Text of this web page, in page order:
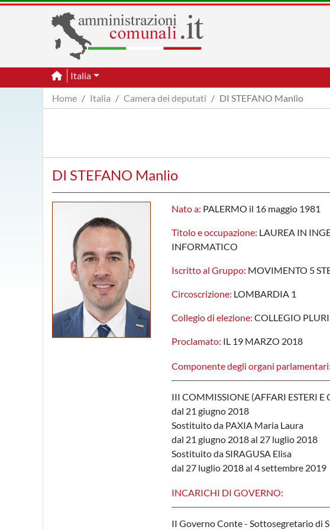
Italia
Home
Italia Camera dei deputati DI STEFANO Manlio
DI STEFANO Manlio
Nato a: PALERMO il 16 maggio 1981
Titolo e occupazione: LAUREA IN
INFORMATICO
Iscritto al Gruppo: MOVIMENTO 5
Circoscrizione: LOMBARDIA 1
Collegio di elezione: COLLEGIO
Proclamato: IL 19 MARZO 2018
Componente degli organi parlamentari:
III COMMISSIONE (AFFARI ESTERI
dal 21 giugno 2018
Sostituito da PAXIA Maria Laura
dal 21 giugno 2018 al 27 luglio 2018
Sostituito da SIRAGUSA Elisa
dal 27 luglio 2018 al 4 settembre 2019
INCARICHI DI GOVERNO:
II Governo Conte - Sottosegretario di